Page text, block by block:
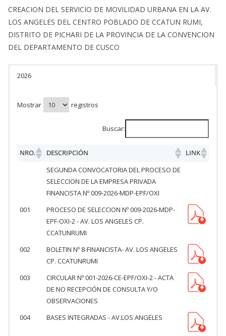
CREACION DEL SERVICIO DE MOVILIDAD URBANA EN LA AV.
LOS ANGELES DEL CENTRO POBLADO DE CCATUN RUMI,
DISTRITO DE PICHARI DE LA PROVINCIA DE LA CONVENCION
DEL DEPARTAMENTO DE CUSCO
2026
Mostrar registros
Buscar:
NRO. DESCRIPCIÓN
LINK
SEGUNDA CONVOCATORIA DEL PROCESO DE
SELECCION DE LA EMPRESA PRIVADA
FINANCISTA Nº 009-2026-MDP-EPF/OXI
001
PROCESO DE SELECCION Nº 009-2026-MDP-
EPF-OXI-2 - AV. LOS ANGELES CP.
CCATUNRUMI
002
BOLETIN Nº 8-FINANCISTA- AV. LOS ANGELES
CP. CCATUNRUMI
003
CIRCULAR Nº 001-2026-CE-EPF/OXI-2 - ACTA
DE NO RECEPCIÓN DE CONSULTA Y/O
OBSERVACIONES
004
BASES INTEGRADAS - AV.LOS ANGELES